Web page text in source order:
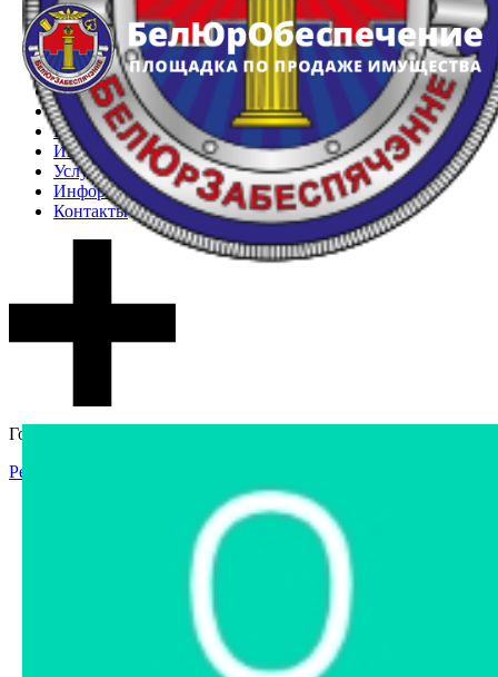
Главная
Арестованное имущество
Реестр несостоявшихся торгов
Реестр переоценок
Частное имущество
Государственное имущество
Интернет-магазин
Интернет-витрина
Услуги
Информация
Контакты
Гостевой доступ
Регистрация
Интернет-магазин
Интернет-витрина